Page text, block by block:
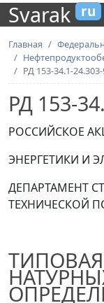
Svarak ru
Главная
РД 153-34.1-
РД 153-
РОССИЙСКОЕ
ЭНЕРГЕТИКИ И
ДЕПАРТАМЕНТ
ТЕХНИЧЕСКОЙ